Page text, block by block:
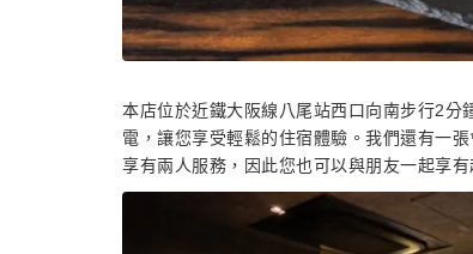
本店位於近鐵大阪線八尾站西口向南步行2
電，讓您享受輕鬆的住宿體驗。我們還有一
享有兩人服務，因此您也可以與朋友一起享有